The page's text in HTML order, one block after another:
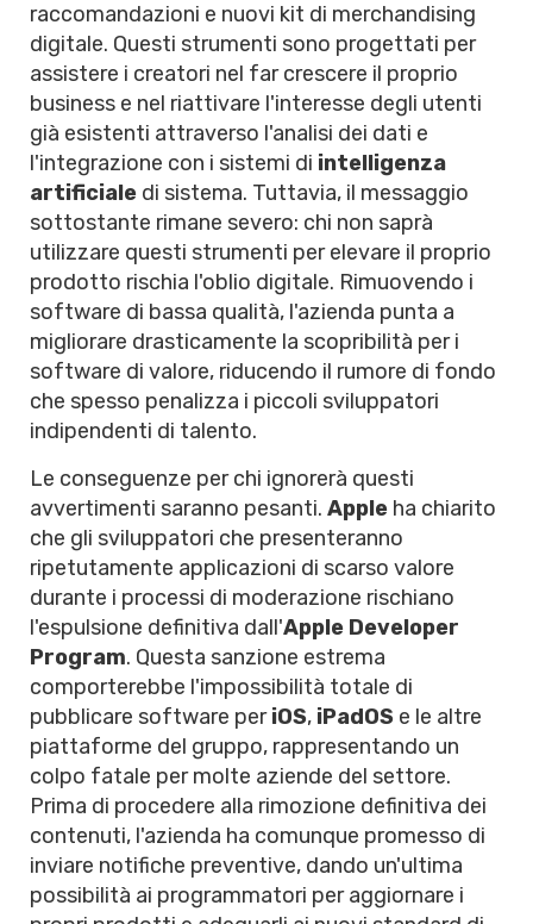
raccomandazioni e nuovi kit di merchandising
digitale. Questi strumenti sono progettati per
assistere i creatori nel far crescere il proprio
business e nel riattivare l'interesse degli utenti
già esistenti attraverso l'analisi dei dati e
l'integrazione con i sistemi di intelligenza
artificiale di sistema. Tuttavia, il messaggio
sottostante rimane severo: chi non saprà
utilizzare questi strumenti per elevare il proprio
prodotto rischia l'oblio digitale. Rimuovendo i
software di bassa qualità, l'azienda punta a
migliorare drasticamente la scopribilità per i
software di valore, riducendo il rumore di fondo
che spesso penalizza i piccoli sviluppatori
indipendenti di talento.
Le conseguenze per chi ignorerà questi
avvertimenti saranno pesanti. Apple ha chiarito
che gli sviluppatori che presenteranno
ripetutamente applicazioni di scarso valore
durante i processi di moderazione rischiano
l'espulsione definitiva dall'Apple Developer
Program. Questa sanzione estrema
comporterebbe l'impossibilità totale di
pubblicare software periOS, iPadOS e le altre
piattaforme del gruppo, rappresentando un
colpo fatale per molte aziende del settore.
Prima di procedere alla rimozione definitiva dei
contenuti, l'azienda ha comunque promesso di
inviare notifiche preventive, dando un'ultima
possibilità ai programmatori per aggiornare i